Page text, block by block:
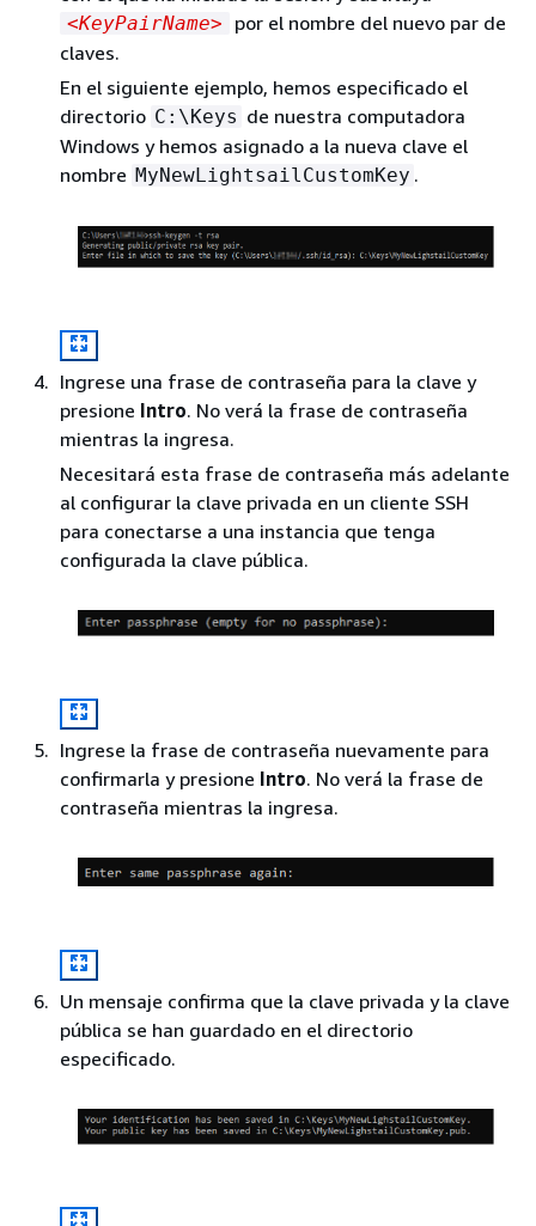
<KeyPairName>
por el nombre del nuevo par de
claves.
En el siguiente ejemplo, hemos especificado el
directorio C:\Keys de nuestra computadora
Windows y hemos asignado a la nueva clave el
nombre MyNewLightsailCustomKey .
Ingrese una frase de contraseña para la clave y
presione Intro. No verá la frase de contraseña
mientras la ingresa.
Necesitará esta frase de contraseña más adelante
al configurar la clave privada en un cliente SSH
para conectarse a una instancia que tenga
configurada la clave pública.
Ingrese la frase de contraseña nuevamente para
confirmarla y presione Intro. No verá la frase de
contraseña mientras la ingresa.
Un mensaje confirma que la clave privada y la clave
pública se han guardado en el directorio
especificado.